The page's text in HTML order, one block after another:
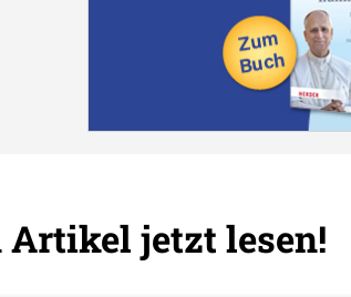
Artikel jetzt lesen!